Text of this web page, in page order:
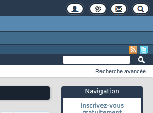
Navigation
Inscrivez-vous
Recherche avancée